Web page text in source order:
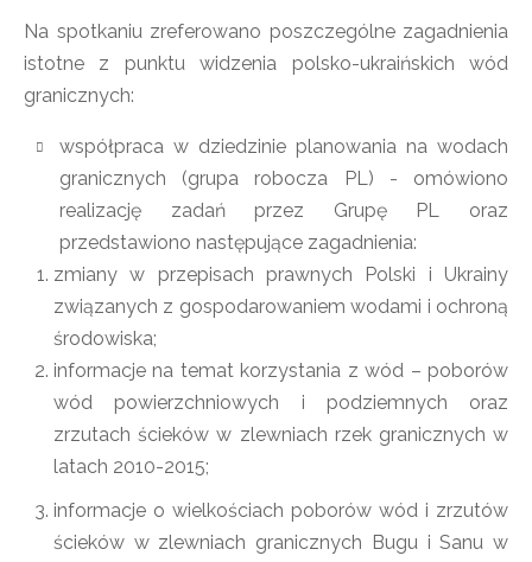
Na spotkaniu zreferowano poszczególne zagadnienia
istotne z punktu widzenia polsko-ukraińskich wód
granicznych:
współpraca w dziedzinie planowania na wodach
granicznych (grupa robocza PL) - omówiono
realizację zadań przez Grupę PL oraz
przedstawiono następujące zagadnienia:
zmiany w przepisach prawnych Polski i Ukrainy
związanych z gospodarowaniem wodami i ochroną
środowiska;
informacje na temat korzystania z wód – poborów
wód powierzchniowych i podziemnych oraz
zrzutach ścieków w zlewniach rzek granicznych w
latach 2010-2015;
informacje o wielkościach poborów wód i zrzutów
ścieków w zlewniach granicznych Bugu i Sanu w